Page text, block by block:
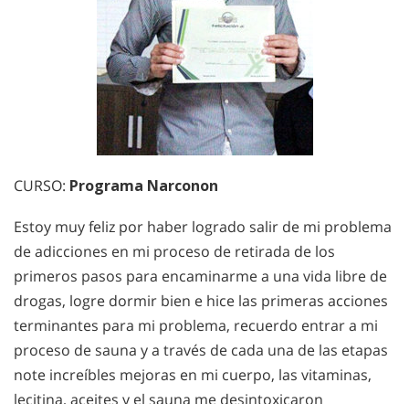
CURSO: Programa Narconon
Estoy muy feliz por haber logrado salir de mi problema
de adicciones en mi proceso de retirada de los
primeros pasos para encaminarme a una vida libre de
drogas, logre dormir bien e hice las primeras acciones
terminantes para mi problema, recuerdo entrar a mi
proceso de sauna y a través de cada una de las etapas
note increíbles mejoras en mi cuerpo, las vitaminas,
lecitina, aceites y el sauna me desintoxicaron